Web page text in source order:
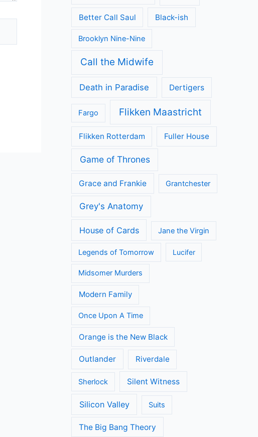
Better Call Saul Black-ish
Brooklyn Nine-Nine
Call the Midwife
Death in Paradise Dertigers
Fargo Flikken Maastricht
Flikken Rotterdam Fuller House
Game of Thrones
Grace and Frankie Grantchester
Grey's Anatomy
House of Cards Jane the Virgin
Legends of Tomorrow Lucifer
Midsomer Murders
Modern Family
Once Upon A Time
Orange is the New Black
Outlander Riverdale
Sherlock Silent Witness
Silicon Valley Suits
The Big Bang Theory